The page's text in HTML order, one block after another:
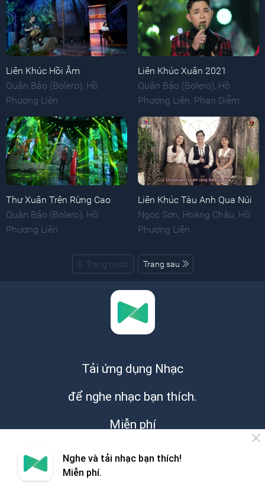
Liên Khúc Hồi Âm
Quân Bảo (Bolero), Hồ
Phương Liên
Liên Khúc Xuân 2021
Quân Bảo (Bolero), Hồ
Phương Liên, Phan Diễm
Thư Xuân Trên Rừng Cao
Quân Bảo (Bolero) Hồ
Phương Liên
Liên Khúc Tàu Anh Qua Núi
Ngọc Sơn Hoàng Châu Hồ
Phương Liên
Trang trước Trang sau
Tải ứng dụng Nhạc
để nghe nhạc bạn thích.
Miễn phí
Nghe và tải nhạc bạn thích!
Miễn phí.